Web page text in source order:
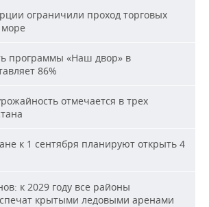
ограничили проход торговых
море
программы «Наш двор» в
86%
отмечается в трех
к 1 сентября планируют открыть 4
к 2029 году все районы
крытыми ледовыми аренами